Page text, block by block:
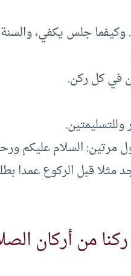
وكيفما جلس يكفي،
في كل ركن.
مثلا قبل الركوع
من أركان